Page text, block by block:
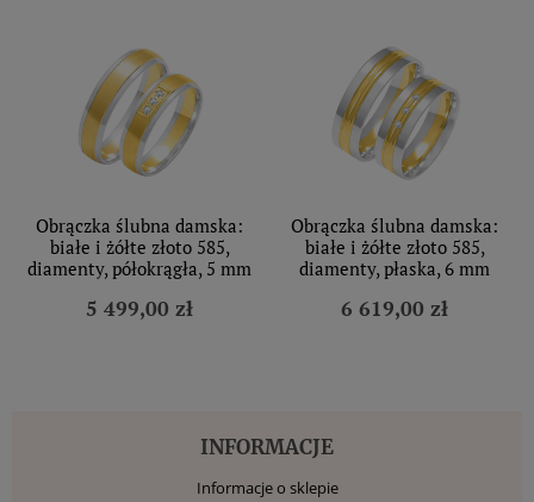
Obrączka ślubna damska:
białe i żółte złoto 585,
diamenty, półokrągła, 5 mm
5 499,00 zł
Obrączka ślubna damska:
białe i żółte złoto 585,
diamenty, płaska, 6 mm
6 619,00 zł
INFORMACJE
Informacje o sklepie